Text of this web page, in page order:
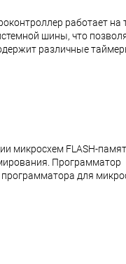
работает на
шины, что
различные
микросхем FLASH-
Программатор
для